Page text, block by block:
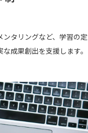
タリングなど、学習の定
成果創出を支援します。